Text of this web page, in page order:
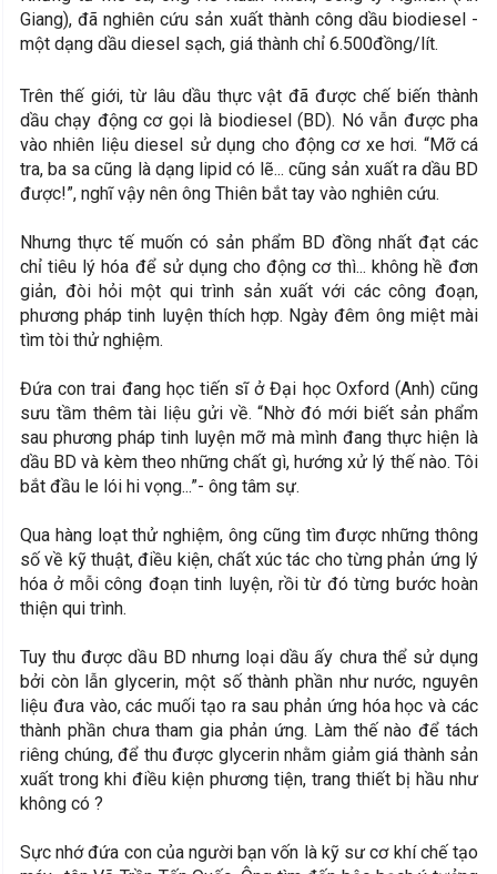
Giang), đã nghiên cứu sản xuất thành công dầu biodiesel -
một dạng dầu diesel sạch, giá thành chỉ 6.500đồng/lít.
Trên thế giới, từ lâu dầu thực vật đã được chế biến thành
dầu chạy động cơ gọi là biodiesel (BD). Nó vẫn được pha
vào nhiên liệu diesel sử dụng cho động cơ xe hơi. “Mỡ cá
tra, ba sa cũng là dạng lipid có lẽ... cũng sản xuất ra dầu BD
được!”, nghĩ vậy nên ông Thiên bắt tay vào nghiên cứu.
Nhưng thực tế muốn có sản phẩm BD đồng nhất đạt các
chỉ tiêu lý hóa để sử dụng cho động cơ thì... không hề đơn
giản, đòi hỏi một qui trình sản xuất với các công đoạn,
phương pháp tinh luyện thích hợp. Ngày đêm ông miệt mài
tìm tòi thử nghiệm.
Đứa con trai đang học tiến sĩ ở Đại học Oxford(Anh) cũng
sưu tầm thêm tài liệu gửi về. “Nhờ đó mới biết sản phẩm
sau phương pháp tinh luyện mỡ mà mình đang thực hiện là
dầu BD và kèm theo những chất gì, hướng xử lý thế nào. Tôi
bắt đầu le lói hi vọng...”- ông tâm sự.
Qua hàng loạt thử nghiệm, ông cũng tìm được những thông
số về kỹ thuật, điều kiện, chất xúc tác cho từng phản ứng lý
hóa ở mỗi công đoạn tinh luyện, rồi từ đó từng bước hoàn
thiện qui trình.
Tuy thu được dầu BD nhưng loại dầu ấy chưa thể sử dụng
bởi còn lẫn glycerin, một số thành phần như nước, nguyên
liệu đưa vào, các muối tạo ra sau phản ứng hóa học và các
thành phần chưa tham gia phản ứng. Làm thế nào để tách
riêng chúng, để thu được glycerin nhằm giảm giá thành sản
xuất trong khi điều kiện phương tiện, trang thiết bị hầu như
không có ?
Sực nhớ đứa con của người bạn vốn là kỹ sư cơ khí chế tạo